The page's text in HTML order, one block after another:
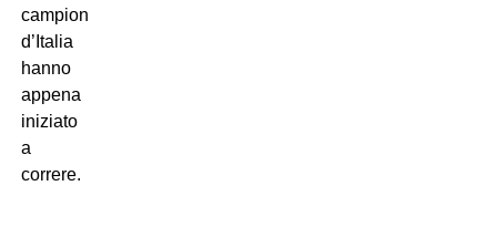
campioni
d’Italia
hanno
appena
iniziato
a
correre.